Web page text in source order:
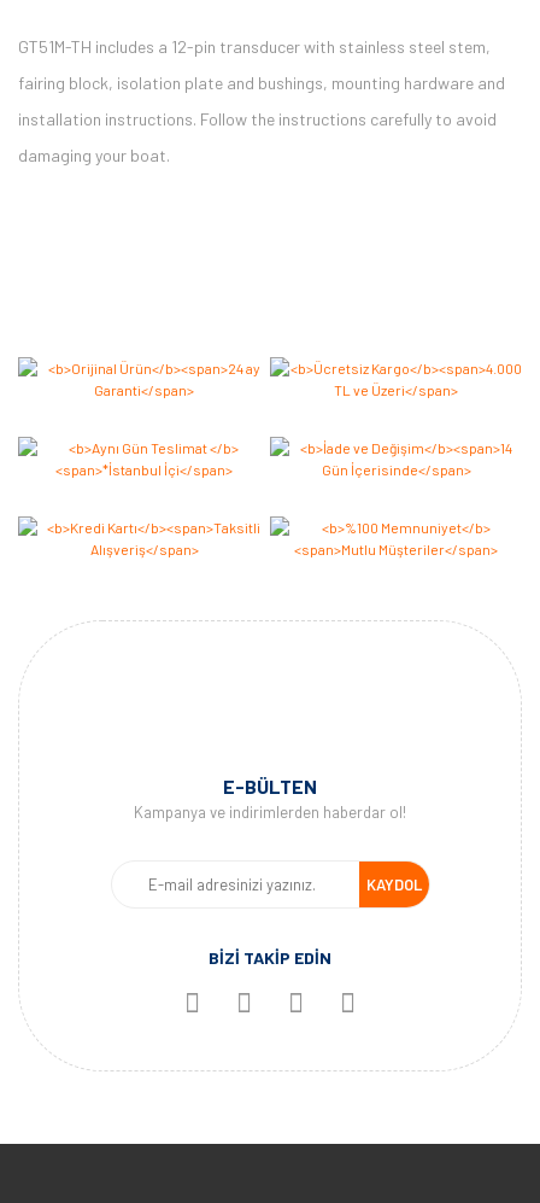
GT51M-TH includes a 12-pin transducer with stainless steel stem,
fairing block, isolation plate and bushings, mounting hardware and
installation instructions. Follow the instructions carefully to avoid
damaging your boat.
E-BÜLTEN
Kampanya ve indirimlerden haberdar ol!
KAYDOL
BİZİ TAKİP EDİN